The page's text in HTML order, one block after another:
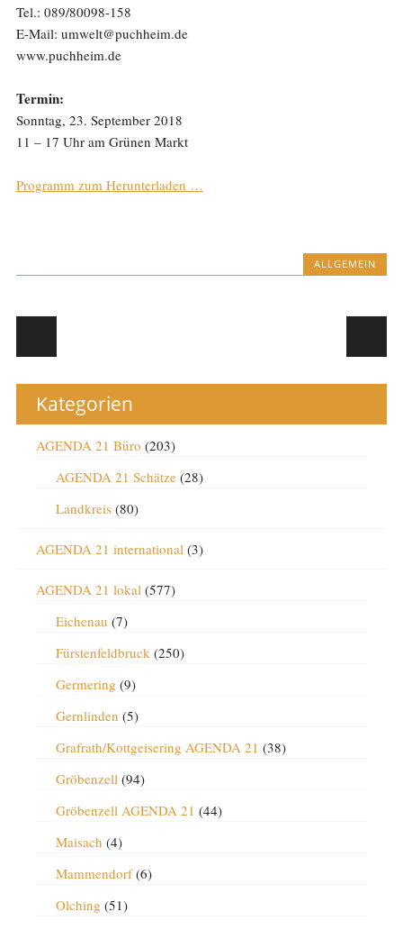
Tel.: 089/80098-158
E-Mail: umwelt@puchheim.de
www.puchheim.de
Termin:
Sonntag, 23. September 2018
11 – 17 Uhr am Grünen Markt
Programm zum Herunterladen …
ALLGEMEIN
Post navigation
Kategorien
AGENDA 21 Büro (203)
AGENDA 21 Schätze(28)
Landkreis(80)
AGENDA 21 international(3)
AGENDA 21 lokal(577)
Eichenau (7)
Fürstenfeldbruck(250)
Germering (9)
Gernlinden (5)
Grafrath/Kottgeisering AGENDA 21 (38)
Gröbenzell(94)
Gröbenzell AGENDA 21 (44)
Maisach (4)
Mammendorf(6)
Olching (51)